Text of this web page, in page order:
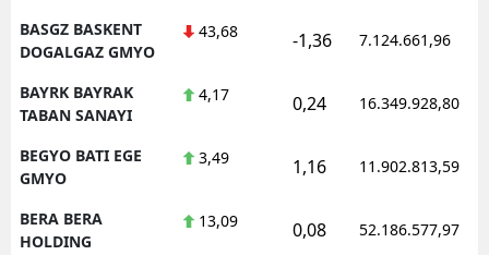
BASGZ BASKENT
DOGALGAZ GMYO
43,68 -1,36 7.124.661,96
BAYRK BAYRAK
TABAN SANAYI
4,17 0,24 16.349.928,80
BEGYO BATI EGE
GMYO
3,49 1,16 11.902.813,59
BERA BERA
HOLDING
13,09 0,08 52.186.577,97